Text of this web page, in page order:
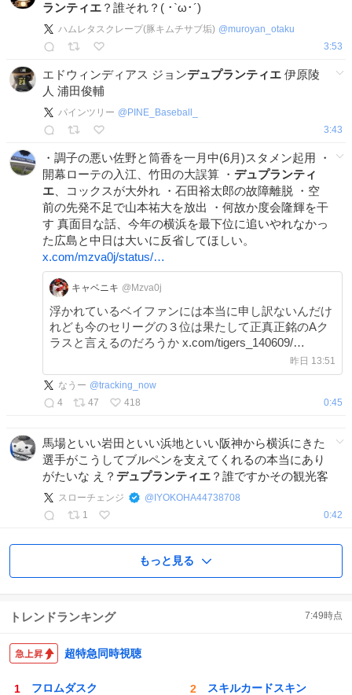
ランティエ ？誰それ？( ･`ω･´)
ハムレタスクレープ(豚キムチサブ垢) @muroyan_otaku
3:53
エドウィンディアス ジョンデュプランティエ 伊原陵
人 浦田俊輔
パインツリー @ PINE_Baseball_
3:43
・調子の悪い佐野と筒香を一月中(6月)スタメン起用 ・
開幕ローテの入江、竹田の大誤算 ・ デュプランティ
エ 、コックスが大外れ ・石田裕太郎の故障離脱 ・空
前の先発不足で山本祐大を放出 ・何故か度会隆輝を干
す 真面目な話、今年の横浜を最下位に追いやれなかっ
た広島と中日は大いに反省してほしい。
x.com/mzva0j/status/…
キャベニキ @Mzva0j
浮かれているベイファンには本当に申し訳ないんだけ
れども今のセリーグの３位は果たして正真正銘のAク
ラスと言えるのだろうか x.com/tigers_140609/…
昨日 13:51
なうー @tracking_now
4
47 418 0:45
馬場といい岩田といい浜地といい阪神から横浜にきた
選手がこうしてブルペンを支えてくれるの本当にあり
がたいな え？ デュプランティエ ？誰ですかその観光客
スローチェンジ @ IYOKOHA44738708
1
0:42
もっと見る
トレンドランキング 7:49時点
超特急同時視聴
フロムダスク スキルカードスキン